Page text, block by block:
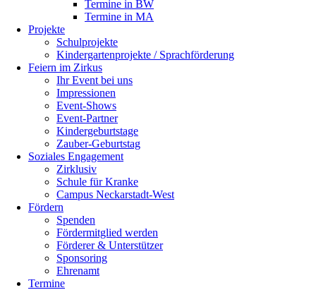
Termine in BW
Termine in MA
Projekte
Schulprojekte
Kindergartenprojekte / Sprachförderung
Feiern im Zirkus
Ihr Event bei uns
Impressionen
Event-Shows
Event-Partner
Kindergeburtstage
Zauber-Geburtstag
Soziales Engagement
Zirklusiv
Schule für Kranke
Campus Neckarstadt-West
Fördern
Spenden
Fördermitglied werden
Förderer & Unterstützer
Sponsoring
Ehrenamt
Termine